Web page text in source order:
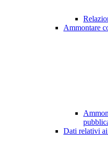
Ammontare
Dati relativi